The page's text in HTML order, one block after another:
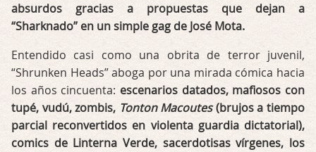
absurdos gracias a propuestas que dejan a
“Sharknado” en un simple gag de José Mota.
Entendido casi como una obrita de terror juvenil,
“Shrunken Heads” aboga por una mirada cómica hacia
los años cincuenta: escenarios datados, mafiosos con
tupé, vudú, zombis, Tonton Macoutes(brujos a tiempo
parcial reconvertidos en violenta guardia dictatorial),
comics de Linterna Verde, sacerdotisas vírgenes, los